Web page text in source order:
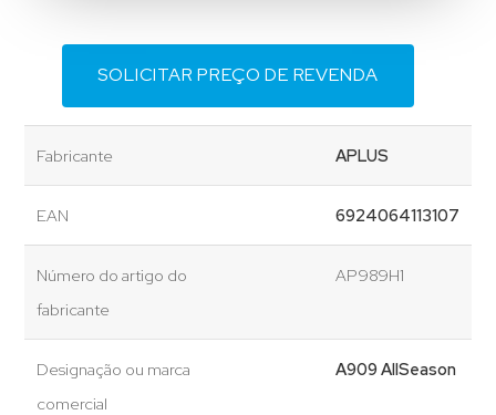
SOLICITAR PREÇO DE REVENDA
Fabricante APLUS
EAN 6924064113107
Número do artigo do
fabricante
AP989H1
Designação ou marca
comercial
A909 AllSeason